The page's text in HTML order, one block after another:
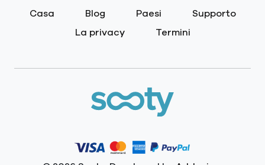
Casa Blog Paesi
Supporto
La privacy
Termini